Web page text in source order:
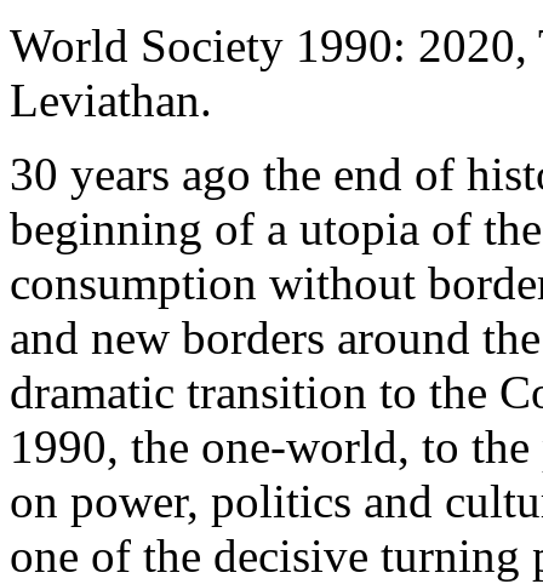
World Society 1990: 2020,
Leviathan.
30 years ago the end of
beginning of a utopia of
consumption without
and new borders around
dramatic transition to the
1990, the one-world, to the
on power, politics and
one of the decisive turning